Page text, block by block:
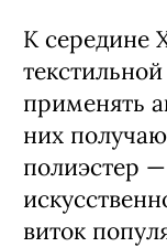
К середине
применять
них
полиэстер
виток